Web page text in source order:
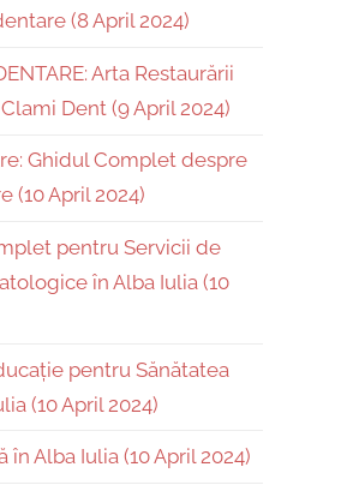
(8 April 2024)
Arta Restaurării
Dent (9 April 2024)
Ghidul Complet despre
(10 April 2024)
pentru Servicii de
în Alba Iulia (10
pentru Sănătatea
(10 April 2024)
în Alba Iulia (10 April 2024)